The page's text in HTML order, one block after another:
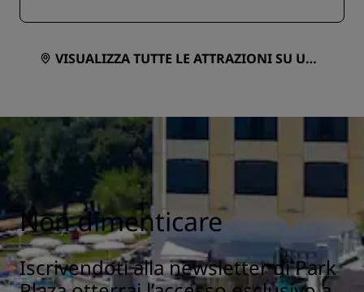
VISUALIZZA TUTTE LE ATTRAZIONI SU UNA
Non dimenticare
Iscrivendoti alla newsletter di Park